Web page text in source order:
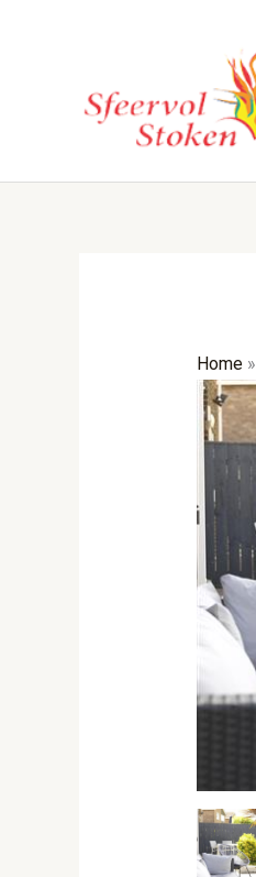
Home»